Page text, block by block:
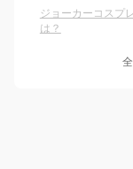
ジョーカーコスプ
は？